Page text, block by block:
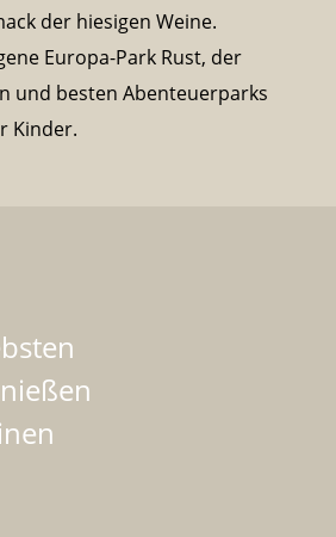
der hiesigen Weine.
Europa-Park Rust, der
und besten Abenteuerparks
Kinder.